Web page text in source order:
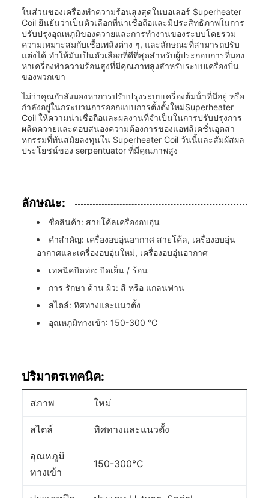
ในส่วนของเครื่องทําความร้อนสูงสุดในบอเลอร์ Superheater
Coil ยืนยันว่าเป็นตัวเลือกที่น่าเชื่อถือและมีประสิทธิภาพในการ
ปรับปรุงอุณหภูมิของควายและการทํางานของระบบโดยรวม
ความเหมาะสมกับเชื้อเพลิงต่าง ๆ, และลักษณะที่สามารถปรับ
แต่งได้ ทําให้มันเป็นตัวเลือกที่ดีที่สุดสําหรับผู้ประกอบการที่มอง
หาเครื่องทําความร้อนสูงที่มีคุณภาพสูงสําหรับระบบเครื่องปั่น
ของพวกเขา
ไม่ว่าคุณกําลังมองหาการปรับปรุงระบบเครื่องต้มน้ําที่มีอยู่ หรือ
กําลังอยู่ในกระบวนการออกแบบการตั้งตั้งใหม่Superheater
Coil ให้ความน่าเชื่อถือและผลงานที่จําเป็นในการปรับปรุงการ
ผลิตควายและตอบสนองความต้องการของแอพลิเคชั่นอุตสา
หกรรมที่ทันสมัยลงทุนใน Superheater Coil วันนี้และสัมผัสผล
ประโยชน์ของ serpentuator ที่มีคุณภาพสูง
ลักษณะ:
ชื่อสินค้า: สายโค้ลเครื่องอบอุ่น
คําสําคัญ: เครื่องอบอุ่นอากาศ สายโค้ล, เครื่องอบอุ่น
อากาศและเครื่องอบอุ่นใหม่, เครื่องอบอุ่นอากาศ
เทคนิคบิดท่อ: บิดเย็น / ร้อน
การ รักษา ด้าน ผิว: สี หรือ แกลนฟาน
สไตล์: ทิศทางและแนวตั้ง
อุณหภูมิทางเข้า: 150-300 °C
ปริมาตรเทคนิค:
สภาพ ใหม่
สไตล์ ทิศทางและแนวตั้ง
อุณหภูมิ
ทางเข้า
150-300°C